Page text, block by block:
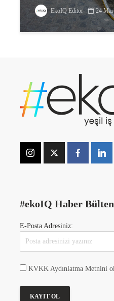
EkoIQ Editör 24
#ekoIQ Haber
E-Posta Adresiniz:
KVKK Aydınlatma Metnini